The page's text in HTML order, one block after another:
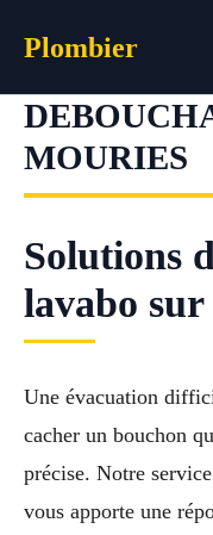
Plombier
MOURIES
Solutions
lavabo
Une évacuation
cacher un bouchon
précise. Notre
vous apporte une